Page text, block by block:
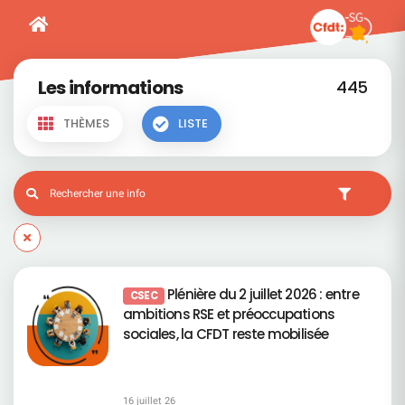
Les informations 445
THÈMES LISTE
CSEC Plénière du 2 juillet 2026 : entre
ambitions RSE et préoccupations
sociales, la CFDT reste mobilisée
16 juillet 26